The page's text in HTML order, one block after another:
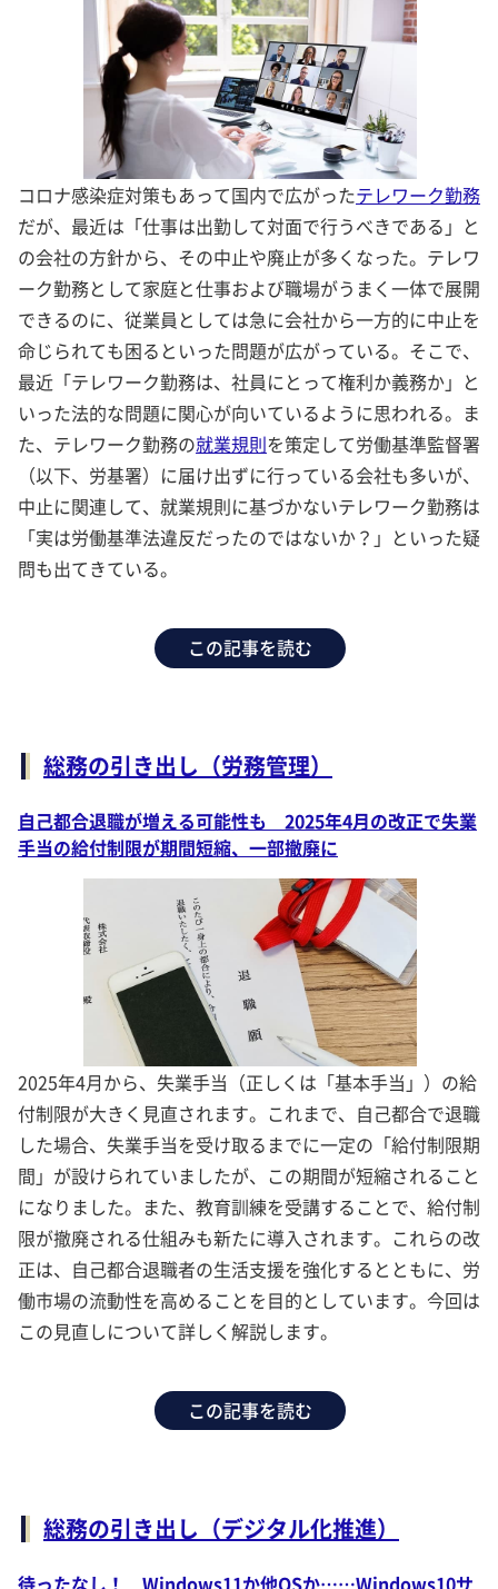
コロナ感染症対策もあって国内で広がったテレワーク勤務
だが、最近は「仕事は出勤して対面で行うべきである」と
の会社の方針から、その中止や廃止が多くなった。テレワ
ーク勤務として家庭と仕事および職場がうまく一体で展開
できるのに、従業員としては急に会社から一方的に中止を
命じられても困るといった問題が広がっている。そこで、
最近「テレワーク勤務は、社員にとって権利か義務か」と
いった法的な問題に関心が向いているように思われる。ま
た、テレワーク勤務の就業規則を策定して労働基準監督署
（以下、労基署）に届け出ずに行っている会社も多いが、
中止に関連して、就業規則に基づかないテレワーク勤務は
「実は労働基準法違反だったのではないか？」といった疑
問も出てきている。
この記事を読む
総務の引き出し（労務管理）
自己都合退職が増える可能性も 2025年4月の改正で失業
手当の給付制限が期間短縮、一部撤廃に
2025年4月から、失業手当（正しくは「基本手当」）の給
付制限が大きく見直されます。これまで、自己都合で退職
した場合、失業手当を受け取るまでに一定の「給付制限期
間」が設けられていましたが、この期間が短縮されること
になりました。また、教育訓練を受講することで、給付制
限が撤廃される仕組みも新たに導入されます。これらの改
正は、自己都合退職者の生活支援を強化するとともに、労
働市場の流動性を高めることを目的としています。今回は
この見直しについて詳しく解説します。
この記事を読む
総務の引き出し（デジタル化推進）
待ったなし！ Windows11か他OSか……Windows10サ